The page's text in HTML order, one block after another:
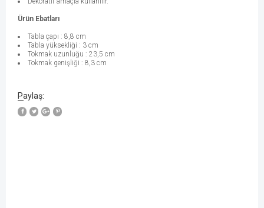
Ürün Ebatları
Tabla çapı : 8,8 cm
Tabla yüksekliği : 3 cm
Tokmak uzunluğu : 23,5 cm
Tokmak genişliği : 8,3 cm
Paylaş: